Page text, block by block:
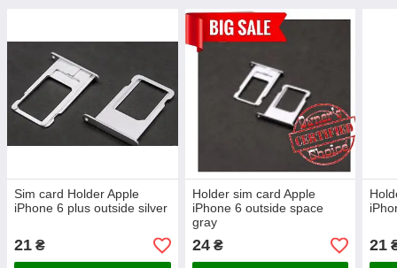
Sim card Holder Apple
iPhone 6 plus outside silver
21 ₴
Holder sim card Apple
iPhone 6 outside space
gray
24₴ 21